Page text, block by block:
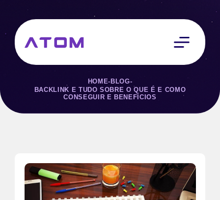
HOME- BLOG-
BACKLINK E TUDO SOBRE O QUE É E COMO
CONSEGUIR E BENEFÍCIOS